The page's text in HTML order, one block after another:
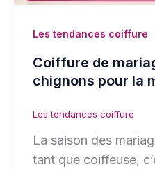
Les tendances coiffure
Coiffure de
chignons pour la
Les tendances coiffure
La saison des
tant que coiffeuse,